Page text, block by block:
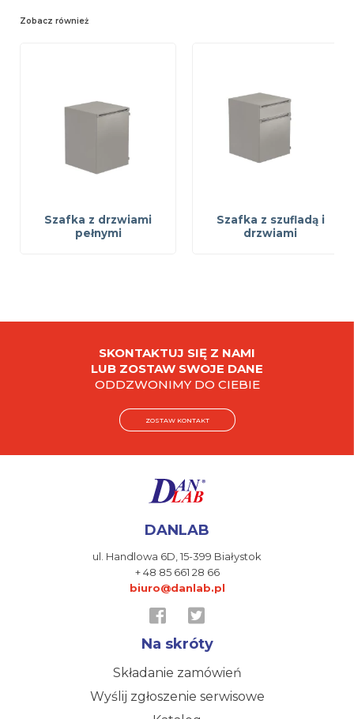
Zobacz również
Szafka z drzwiami
pełnymi
Szafka z szufladą i
drzwiami
SKONTAKTUJ SIĘ Z NAMI
LUB ZOSTAW SWOJE DANE
ODDZWONIMY DO CIEBIE
ZOSTAW KONTAKT
DANLAB
ul. Handlowa 6D,15-399 Białystok
+ 48 85 661 28 66
biuro@danlab.pl
Na skróty
Składanie zamówień
Wyślij zgłoszenie serwisowe